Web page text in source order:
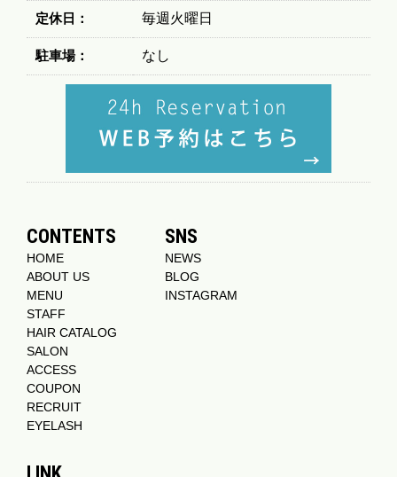
定休日： 毎週火曜日
駐車場： なし
CONTENTS
HOME
ABOUT US
MENU
STAFF
HAIR CATALOG
SALON
ACCESS
COUPON
RECRUIT
EYELASH
SNS
NEWS
BLOG
INSTAGRAM